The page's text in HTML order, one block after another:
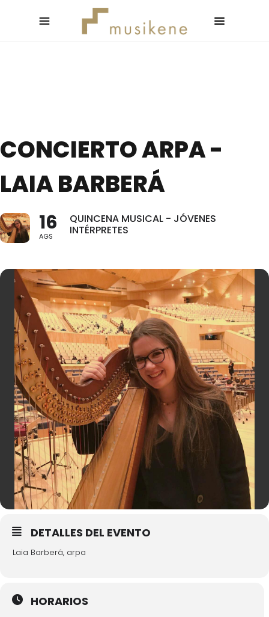
CONCIERTO ARPA -
LAIA BARBERÁ
16
AGS
QUINCENA MUSICAL - JÓVENES
INTÉRPRETES
DETALLES DEL EVENTO
Laia Barberá, arpa
HORARIOS